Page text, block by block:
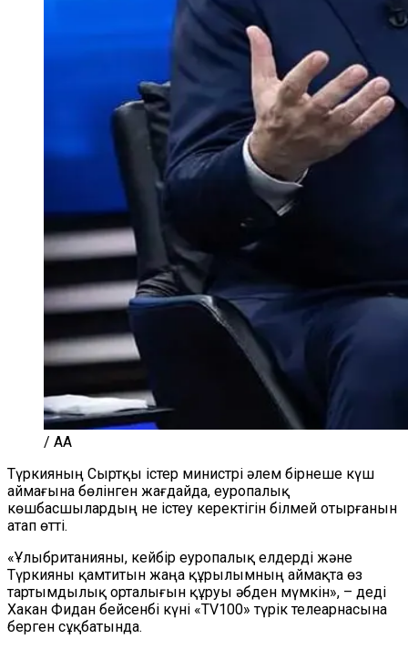
/ AA
Түркияның Сыртқы істер министрі әлем бірнеше күш
аймағына бөлінген жағдайда, еуропалық
көшбасшылардың не істеу керектігін білмей отырғанын
атап өтті.
«Ұлыбританияны, кейбір еуропалық елдерді және
Түркияны қамтитын жаңа құрылымның аймақта өз
тартымдылық орталығын құруы әбден мүмкін», – деді
Хакан Фидан бейсенбі күні «TV100» түрік телеарнасына
берген сұқбатында.